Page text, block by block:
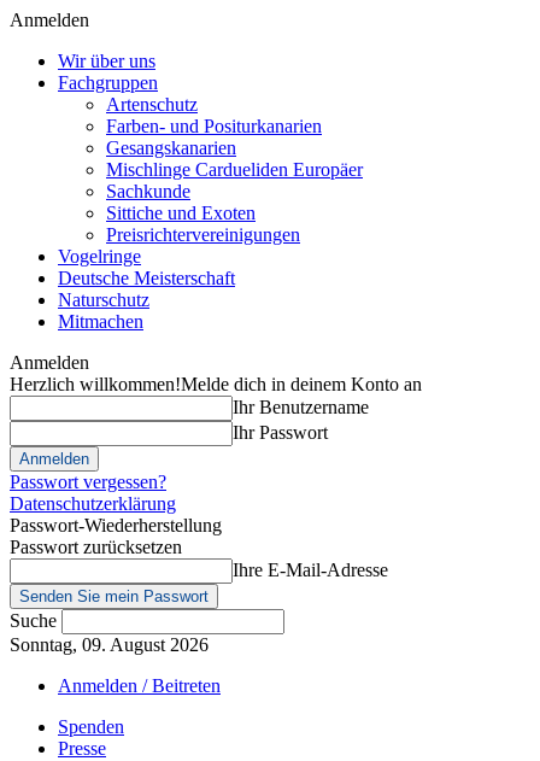
Anmelden
Wir über uns
Fachgruppen
Artenschutz
Farben- und Positurkanarien
Gesangskanarien
Mischlinge Cardueliden Europäer
Sachkunde
Sittiche und Exoten
Preisrichtervereinigungen
Vogelringe
Deutsche Meisterschaft
Naturschutz
Mitmachen
Anmelden
Herzlich willkommen!Melde dich in deinem Konto an
Ihr Benutzername
Ihr Passwort
Passwort vergessen?
Datenschutzerklärung
Passwort-Wiederherstellung
Passwort zurücksetzen
Ihre E-Mail-Adresse
Suche
Sonntag, 09. August 2026
Anmelden / Beitreten
Spenden
Presse